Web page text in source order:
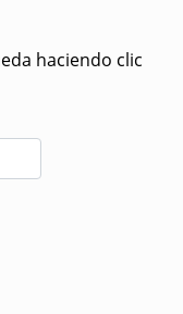
haciendo clic